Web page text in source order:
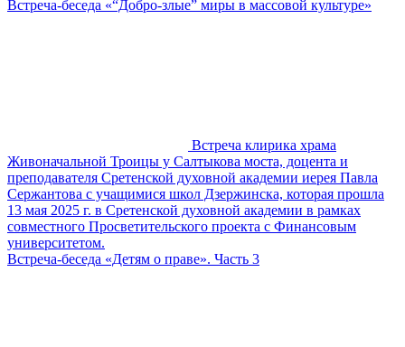
Встреча-беседа «“Добро-злые” миры в массовой культуре»
Встреча клирика храма
Живоначальной Троицы у Салтыкова моста, доцента и
преподавателя Сретенской духовной академии иерея Павла
Сержантова с учащимися школ Дзержинска, которая прошла
13 мая 2025 г. в Сретенской духовной академии в рамках
совместного Просветительского проекта с Финансовым
университетом.
Встреча-беседа «Детям о праве». Часть 3